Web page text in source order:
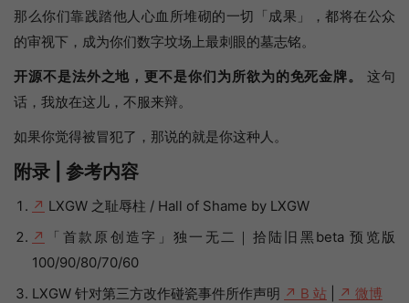
那么你们靠践踏他人心血所堆砌的一切「成果」，都将在公众
的审视下，成为你们数字坟场上最刺眼的墓志铭。
开源不是法外之地，更不是你们为所欲为的免死金牌。
这句
话，我放在这儿，不服来辩。
如果你觉得被冒犯了，那说的就是你这种人。
附录 | 参考内容
↗ LXGW 之耻辱柱 / Hall of Shame by LXGW
↗
「首款原创造字」独一无二｜拾陆旧黑beta 预览版
100/90/80/70/60
LXGW 针对第三方改作碰瓷事件所作声明 ↗ B 站
↗ 微博